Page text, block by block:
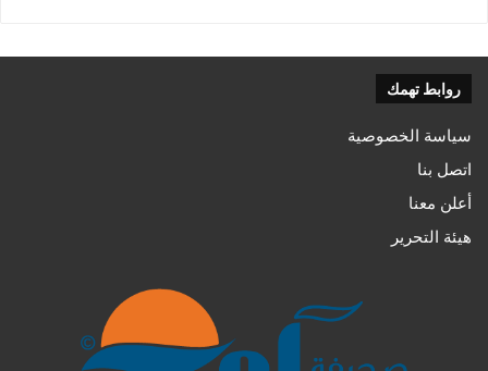
روابط تهمك
سياسة الخصوصية
اتصل بنا
أعلن معنا
هيئة التحرير